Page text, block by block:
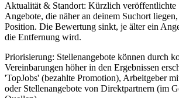
Aktualität & Standort: Kürzlich veröffentlichte
Angebote, die näher an deinem Suchort
Position. Die Bewertung sinkt, je älter ein
die Entfernung wird.
Priorisierung: Stellenangebote können durch
Vereinbarungen höher in den Ergebnissen
'TopJobs' (bezahlte Promotion), Arbeitgeber
oder Stellenangebote von Direktpartnern (im